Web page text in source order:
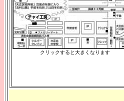
クリックすると大きくなります